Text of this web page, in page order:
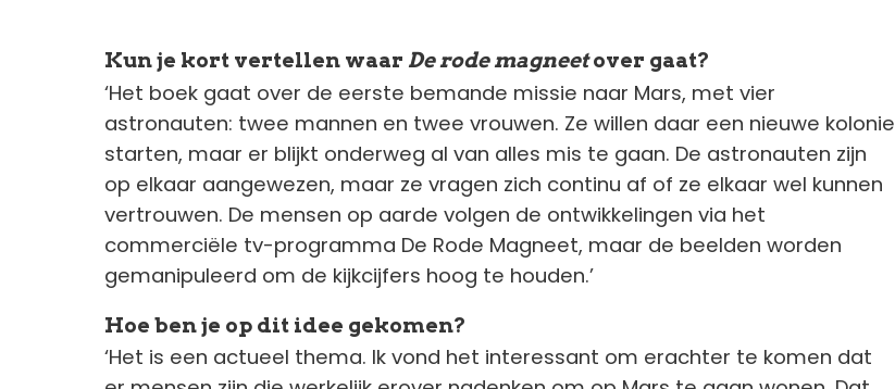
Kun je kort vertellen waar De rode magneetover gaat?
‘Het boek gaat over de eerste bemande missie naar Mars, met vier
astronauten: twee mannen en twee vrouwen. Ze willen daar een nieuwe kolonie
starten, maar er blijkt onderweg al van alles mis te gaan. De astronauten zijn
op elkaar aangewezen, maar ze vragen zich continu af of ze elkaar wel kunnen
vertrouwen. De mensen op aarde volgen de ontwikkelingen via het
commerciële tv-programma De Rode Magneet, maar de beelden worden
gemanipuleerd om de kijkcijfers hoog te houden.’
Hoe ben je op dit idee gekomen?
‘Het is een actueel thema. Ik vond het interessant om erachter te komen dat